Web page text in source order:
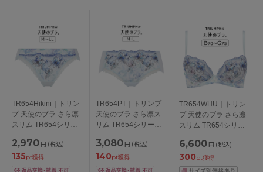
TR654Hikini｜トリン
プ 天使のブラ さら凛
スリム TR654シリー
ーツ M/L/LL
2,970 円 (税込)
135pt獲得
TR654PT｜トリンプ
天使のブラ さら凛ス
リム TR654シリーズ
ツ M/L
3,080 円 (税込)
140pt獲得
TR654WHU｜トリン
プ 天使のブラ さら凛
スリム TR654シリー
BCDEFGカップ アン
ダー
65/70/75/80/85/90/95c
6,600 円 (税込)
300pt獲得